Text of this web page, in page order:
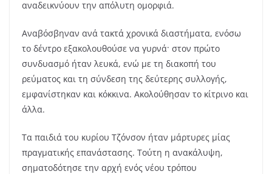
αναδεικνύουν την απόλυτη ομορφιά.
Αναβόσβηναν ανά τακτά χρονικά διαστήματα, ενόσω
το δέντρο εξακολουθούσε να γυρνά· στον πρώτο
συνδυασμό ήταν λευκά, ενώ με τη διακοπή του
ρεύματος και τη σύνδεση της δεύτερης συλλογής,
εμφανίστηκαν και κόκκινα. Ακολούθησαν το κίτρινο και
άλλα.
Τα παιδιά του κυρίου Τζόνσον ήταν μάρτυρες μίας
πραγματικής επανάστασης. Τούτη η ανακάλυψη,
σηματοδότησε την αρχή ενός νέου τρόπου